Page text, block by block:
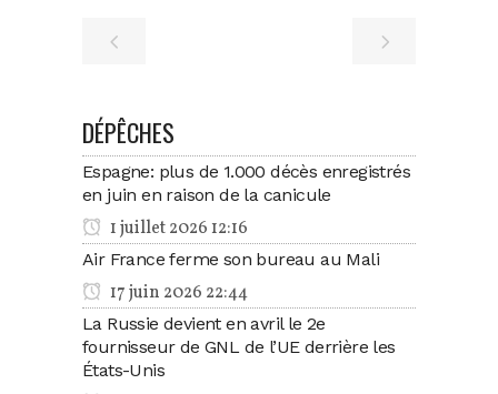
DÉPÊCHES
Espagne: plus de 1.000 décès enregistrés
en juin en raison de la canicule
1 juillet 2026 12:16
Air France ferme son bureau au Mali
17 juin 2026 22:44
La Russie devient en avril le 2e
fournisseur de GNL de l’UE derrière les
États-Unis